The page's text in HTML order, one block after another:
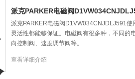
派克PARKER电磁阀
派克PARKER电磁阀D1VW034CNJDLJ591
灵活性都能够保证。电磁阀有很多种，不同的
向控制阀、速度调节阀等。
查看详细介绍